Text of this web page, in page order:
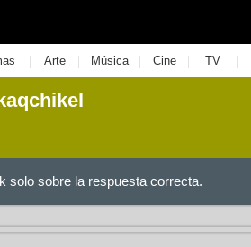
| Arte | Música | Cine | TV |
solo sobre la respuesta correcta.